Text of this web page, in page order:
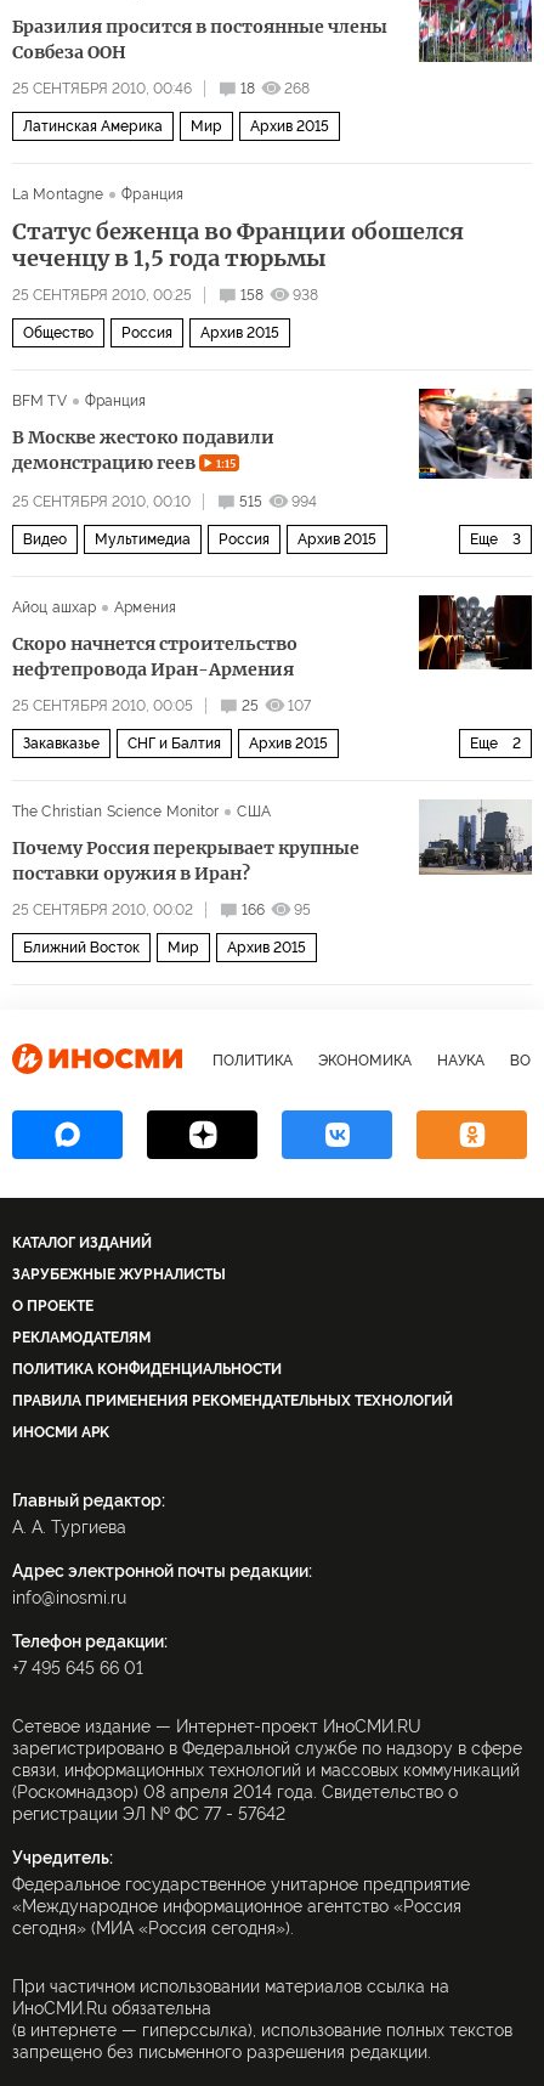
Бразилия просится в постоянные члены
Совбеза ООН
25 СЕНТЯБРЯ 2010, 00:46 18 268
Латинская Америка Мир Архив 2015
La Montagne Франция
Статус беженца во Франции обошелся
чеченцу в 1,5 года тюрьмы
25 СЕНТЯБРЯ 2010, 00:25 158 938
Общество Россия Архив 2015
BFM TV Франция
В Москве жестоко подавили
демонстрацию геев
1:15
25 СЕНТЯБРЯ 2010, 00:10 515 994
Еще 3
Видео Мультимедиа Россия Архив 2015
Айоц ашхар
Армения
Скоро начнется строительство
нефтепровода Иран-Армения
25 СЕНТЯБРЯ 2010, 00:05 25 107
Еще 2
Закавказье СНГ и Балтия Архив 2015
The Christian Science Monitor
США
Почему Россия перекрывает крупные
поставки оружия в Иран?
25 СЕНТЯБРЯ 2010, 00:02 166 95
Ближний Восток Мир Архив 2015
ПОЛИТИКА ЭКОНОМИКА НАУКА
КАТАЛОГ ИЗДАНИЙ
ЗАРУБЕЖНЫЕ ЖУРНАЛИСТЫ
О ПРОЕКТЕ
РЕКЛАМОДАТЕЛЯМ
ПОЛИТИКА КОНФИДЕНЦИАЛЬНОСТИ
ПРАВИЛА ПРИМЕНЕНИЯ РЕКОМЕНДАТЕЛЬНЫХ ТЕХНОЛОГИЙ
ИНОСМИ APK
Главный редактор:
А. А. Тургиева
Адрес электронной почты редакции:
info@inosmi.ru
Телефон редакции:
+7 495 645 66 01
Сетевое издание — Интернет-проект ИноСМИ.RU
зарегистрировано в Федеральной службе по надзору в сфере
связи, информационных технологий и массовых коммуникаций
(Роскомнадзор) 08 апреля 2014 года. Свидетельство о
регистрации ЭЛ № ФС 77 - 57642
Учредитель:
Федеральное государственное унитарное предприятие
«Международное информационное агентство «Россия
сегодня» (МИА «Россия сегодня»).
При частичном использовании материалов ссылка на
ИноСМИ.Ru обязательна
(в интернете — гиперссылка), использование полных текстов
запрещено без письменного разрешения редакции.